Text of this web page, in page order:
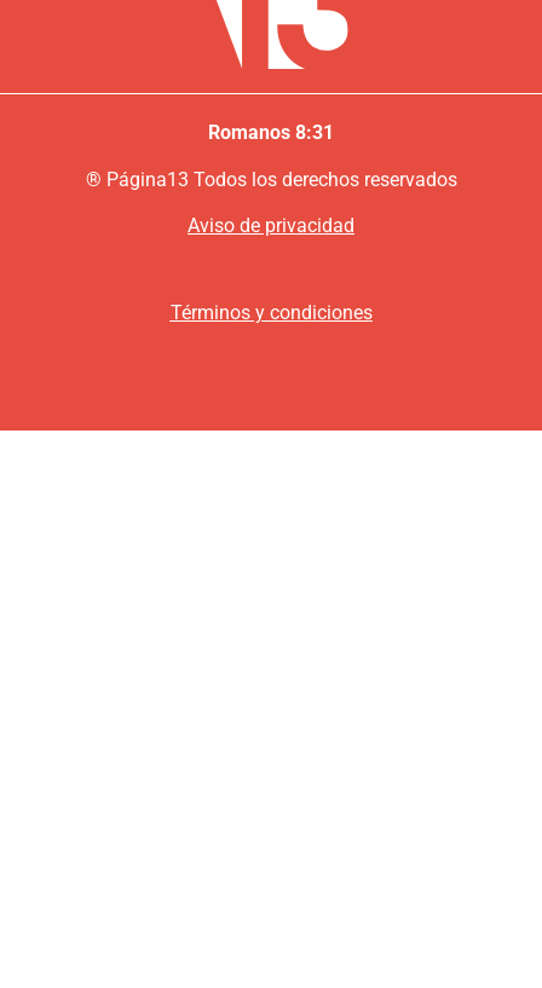
Romanos 8:31
® Página13 Todos los derechos reservados
Aviso de privacidad
Términos y condiciones